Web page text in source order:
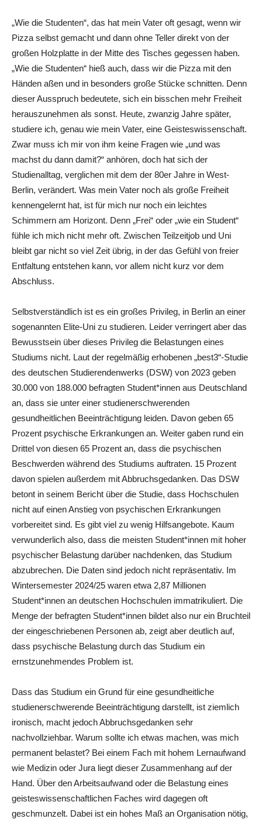
„Wie die Studenten“, das hat mein Vater oft gesagt, wenn wir
Pizza selbst gemacht und dann ohne Teller direkt von der
großen Holzplatte in der Mitte des Tisches gegessen haben.
„Wie die Studenten“ hieß auch, dass wir die Pizza mit den
Händen aßen und in besonders große Stücke schnitten. Denn
dieser Ausspruch bedeutete, sich ein bisschen mehr Freiheit
herauszunehmen als sonst. Heute, zwanzig Jahre später,
studiere ich, genau wie mein Vater, eine Geisteswissenschaft.
Zwar muss ich mir von ihm keine Fragen wie „und was
machst du dann damit?“ anhören, doch hat sich der
Studienalltag, verglichen mit dem der 80er Jahre in West-
Berlin, verändert. Was mein Vater noch als große Freiheit
kennengelernt hat, ist für mich nur noch ein leichtes
Schimmern am Horizont. Denn „Frei“ oder „wie ein Student“
fühle ich mich nicht mehr oft. Zwischen Teilzeitjob und Uni
bleibt gar nicht so viel Zeit übrig, in der das Gefühl von freier
Entfaltung entstehen kann, vor allem nicht kurz vor dem
Abschluss.
Selbstverständlich ist es ein großes Privileg, in Berlin an einer
sogenannten Elite-Uni zu studieren. Leider verringert aber das
Bewusstsein über dieses Privileg die Belastungen eines
Studiums nicht. Laut der regelmäßig erhobenen „best3“-Studie
des deutschen Studierendenwerks (DSW) von 2023 geben
30.000 von 188.000 befragten Student*innen aus Deutschland
an, dass sie unter einer studienerschwerenden
gesundheitlichen Beeinträchtigung leiden. Davon geben 65
Prozent psychische Erkrankungen an. Weiter gaben rund ein
Drittel von diesen 65 Prozent an, dass die psychischen
Beschwerden während des Studiums auftraten. 15 Prozent
davon spielen außerdem mit Abbruchsgedanken. Das DSW
betont in seinem Bericht über die Studie, dass Hochschulen
nicht auf einen Anstieg von psychischen Erkrankungen
vorbereitet sind. Es gibt viel zu wenig Hilfsangebote. Kaum
verwunderlich also, dass die meisten Student*innen mit hoher
psychischer Belastung darüber nachdenken, das Studium
abzubrechen. Die Daten sind jedoch nicht repräsentativ. Im
Wintersemester 2024/25 waren etwa 2,87 Millionen
Student*innen an deutschen Hochschulen immatrikuliert. Die
Menge der befragten Student*innen bildet also nur ein Bruchteil
der eingeschriebenen Personen ab, zeigt aber deutlich auf,
dass psychische Belastung durch das Studium ein
ernstzunehmendes Problem ist.
Dass das Studium ein Grund für eine gesundheitliche
studienerschwerende Beeinträchtigung darstellt, ist ziemlich
ironisch, macht jedoch Abbruchsgedanken sehr
nachvollziehbar. Warum sollte ich etwas machen, was mich
permanent belastet? Bei einem Fach mit hohem Lernaufwand
wie Medizin oder Jura liegt dieser Zusammenhang auf der
Hand. Über den Arbeitsaufwand oder die Belastung eines
geisteswissenschaftlichen Faches wird dagegen oft
geschmunzelt. Dabei ist ein hohes Maß an Organisation nötig,